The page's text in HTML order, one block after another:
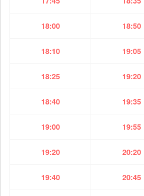
18:00 18:50
18:10 19:05
18:25 19:20
18:40 19:35
19:00 19:55
19:20 20:20
19:40 20:45